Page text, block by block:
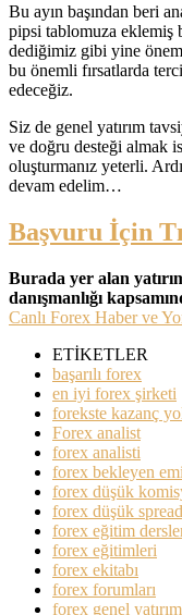
Bu ayın başından beri
pipsi tablomuza eklemiş
dediğimiz gibi yine
bu önemli fırsatlarda
edeceğiz.
Siz de genel yatırım
ve doğru desteği almak
oluşturmanız yeterli.
devam edelim…
Başvuru İçin
Burada yer alan
danışmanlığı
Canlı Forex Haber ve
ETİKETLER
başarılı forex
en iyi forex şirketi
forekste kazanç
Forex analist
forex analisti
forex bekleyen
forex düşük
forex düşük spread
forex eğitim
forex eğitimleri
forex ekitabı
forex forumları
forex genel